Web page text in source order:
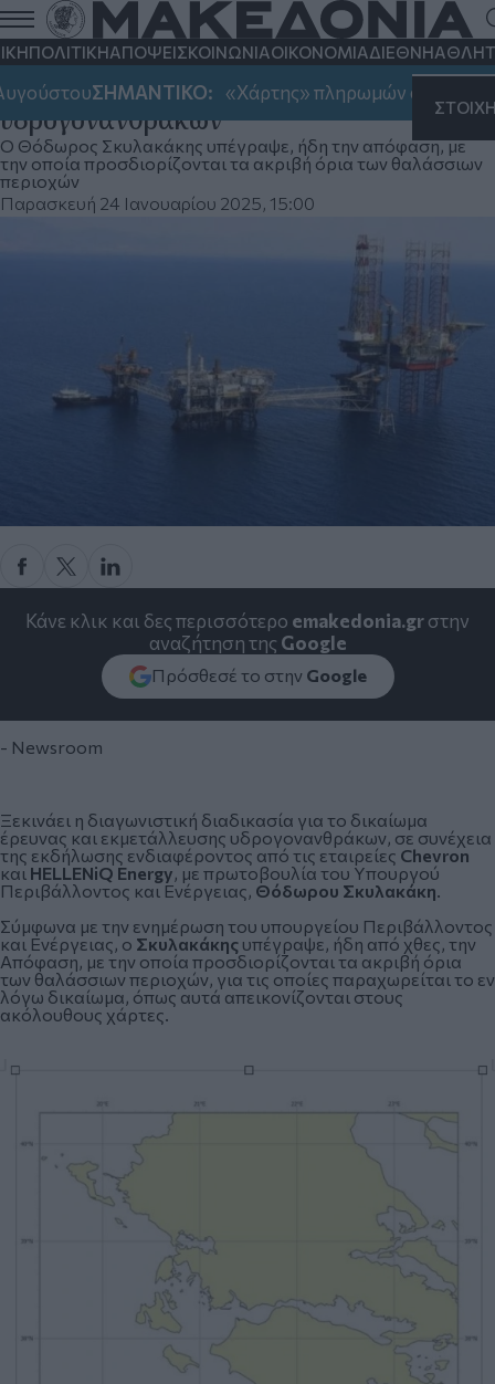
ΠΟΛΙΤΙΚΗΑΠΟΨΕΙΣΚΟΙΝΩΝΙΑΟΙΚΟΝΟΜΙΑΔΙΕΘΝΗ
ΣΗΜΑΝΤΙΚΟ: «Χάρτης» πληρωμών από e-ΕΦΚΑ
Υπουργείο Περιβάλλοντος: Ξεκινάει ο
διαγωνισμός για την ανάθεση
δικαιωμάτων έρευνας και παραγωγής
υδρογονανθράκων
Ο Θόδωρος Σκυλακάκης υπέγραψε, ήδη την απόφαση, με
την οποία προσδιορίζονται τα ακριβή όρια των θαλάσσιων
περιοχών
Παρασκευή 24 Ιανουαρίου 2025, 15:00
Κάνε κλικ και δες περισσότερο emakedonia.grστην
αναζήτηση της Google
Πρόσθεσέ το στην Google
- Newsroom
Ξεκινάει η διαγωνιστική διαδικασία για το δικαίωμα
έρευνας και εκμετάλλευσης υδρογονανθράκων, σε συνέχεια
της εκδήλωσης ενδιαφέροντος από τις εταιρείες Chevron
και HELLENiQ Energy, με πρωτοβουλία του Υπουργού
Περιβάλλοντος και Ενέργειας, Θόδωρου Σκυλακάκη.
Σύμφωνα με την ενημέρωση του υπουργείου Περιβάλλοντος
και Ενέργειας, ο Σκυλακάκης υπέγραψε, ήδη από χθες, την
Απόφαση, με την οποία προσδιορίζονται τα ακριβή όρια
των θαλάσσιων περιοχών, για τις οποίες παραχωρείται το εν
λόγω δικαίωμα, όπως αυτά απεικονίζονται στους
ακόλουθους χάρτες.